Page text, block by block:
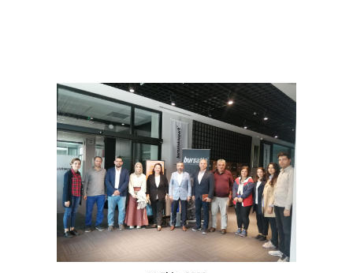
Site içi arama